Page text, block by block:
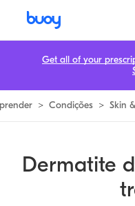
> Condições > Skin
Dermatite
Get all of your